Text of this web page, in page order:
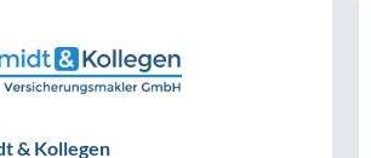
& Kollegen